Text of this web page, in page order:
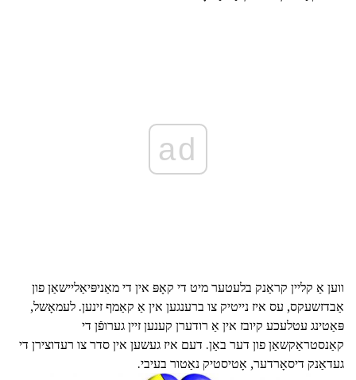
ad
ווען אַ קליין קראַנק בלעטער מיט די קאָפּ אין די מאַניפּיאַליישאַן פון
אַבדזשעקס, עס איז נייטיק צו ברענגען אין אַ קאַמף זינען. לעמאָשל,
פּאַטינג עטלעכע קיובז אין אַ רודערן קענען זיין גערופֿן די
קאַנסטראַקשאַן פון דער באַן. דעם איז געשען אין סדר צו רעדוצירן די
געדאַנק דיסאָרדער, אָטיסטיק נאַטור בעיבי.